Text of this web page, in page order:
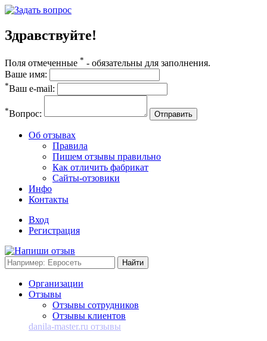
Здравствуйте!
Поля отмеченные * - обязательны для заполнения.
Ваше имя:
*Ваш e-mail:
*Вопрос: Отправить
Об отзывах
Правила
Пишем отзывы правильно
Как отличить фабрикат
Сайты-отзовики
Инфо
Контакты
Вход
Регистрация
Организации
Отзывы
Отзывы сотрудников
Отзывы клиентов
danila-master.ru отзывы